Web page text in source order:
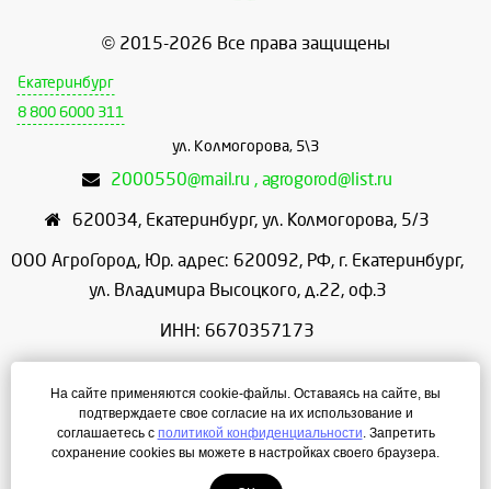
© 2015-2026 Все права защищены
Екатеринбург
8 800 6000 311
ул. Колмогорова, 5\3
2000550@mail.ru , agrogorod@list.ru
620034, Екатеринбург, ул. Колмогорова, 5/3
ООО АгроГород, Юр. адрес: 620092, РФ, г. Екатеринбург,
ул. Владимира Высоцкого, д.22, оф.3
ИНН: 6670357173
ОГРН: 1156658086166
Режим работы: с 9:00 до 18:00
На сайте применяются cookie-файлы. Оставаясь на сайте, вы
подтверждаете свое согласие на их использование и
соглашаетесь с политикой конфиденциальности. Запретить
сохранение cookies вы можете в настройках своего браузера.